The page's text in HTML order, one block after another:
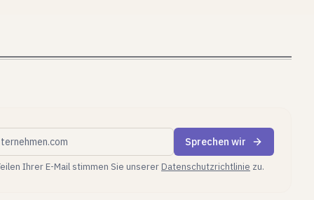
E-Mail Sprechen wir
Ihrer E-Mail stimmen Sie unsererDatenschutzrichtlinie zu.